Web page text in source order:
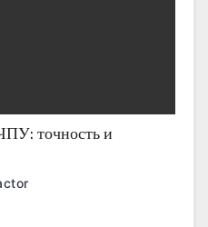
точность и